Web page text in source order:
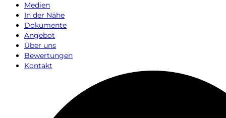
Medien
In der Nähe
Dokumente
Angebot
Über uns
Bewertungen
Kontakt